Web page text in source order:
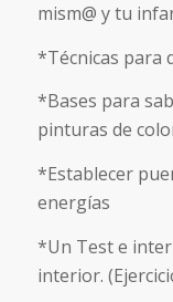
mism@ y tu
*Técnicas para
*Bases para
pinturas de
*Establecer
energías
*Un Test e
interior.